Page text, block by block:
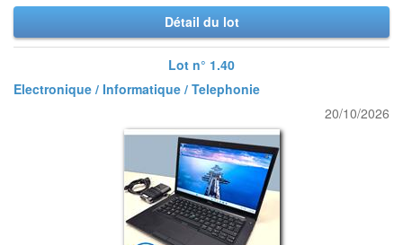
Détail du lot
Lot n° 1.40
Electronique / Informatique / Telephonie
20/10/2026